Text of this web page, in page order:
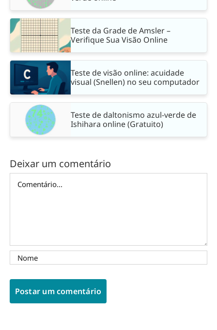
Teste da Grade de Amsler –
Verifique Sua Visão Online
Teste de visão online: acuidade
visual (Snellen) no seu computador
Teste de daltonismo azul-verde de
Ishihara online (Gratuito)
Deixar um comentário